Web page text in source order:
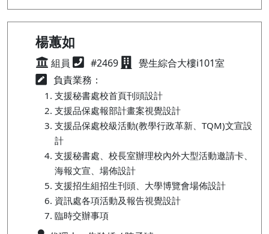
楊蕙如
組員 #2469
覺生綜合大樓i101室
負責業務：
支援秘書處校首頁刊頭設計
支援品保處報部計畫案視覺設計
支援品保處校級活動(教學行政革新、TQM)文宣設
計
支援秘書處、校長室辦理校內外大型活動邀請卡、
海報文宣、場佈設計
支援招生組招生刊頭、大學博覽會場佈設計
資訊處各項活動及報告視覺設計
臨時交辦事項